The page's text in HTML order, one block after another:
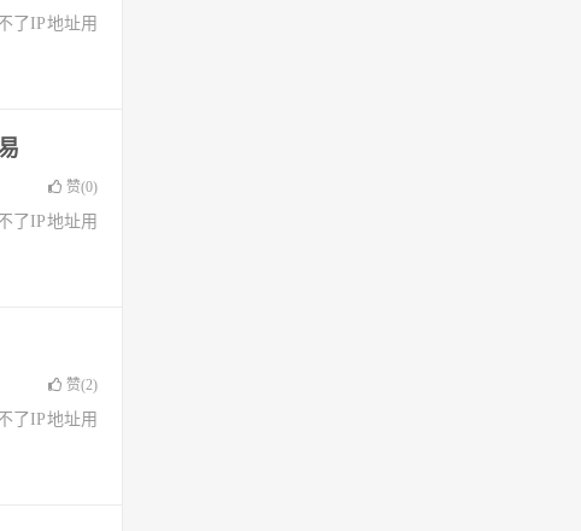
了IP地址用
赞(0)
了IP地址用
赞(2)
了IP地址用